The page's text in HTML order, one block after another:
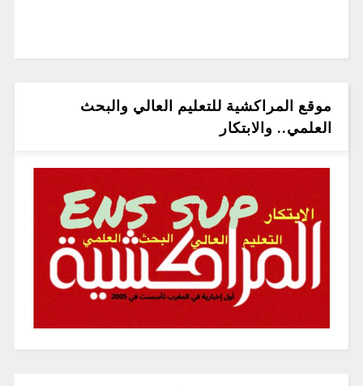
موقع المراكشية للتعليم العالي والبحث
العلمي.. والابتكار